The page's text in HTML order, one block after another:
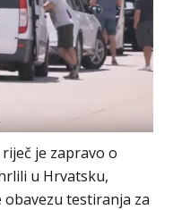
je zapravo o
u Hrvatsku,
testiranja za